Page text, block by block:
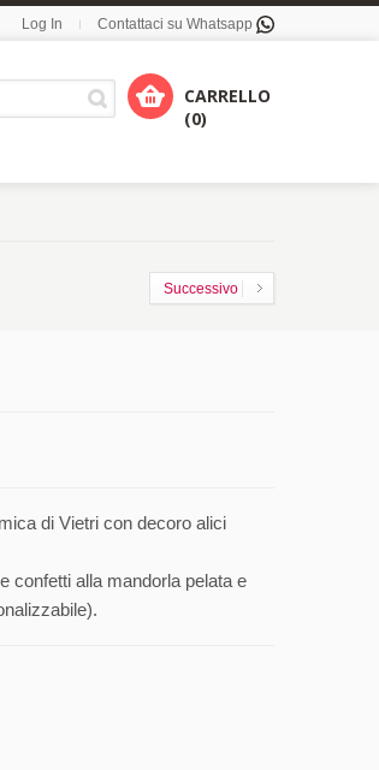
Log In Contattaci su Whatsapp
CARRELLO
(0)
Successivo
di Vietri con decoro alici
confetti alla mandorla pelata e